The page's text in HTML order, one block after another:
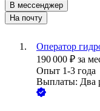
В мессенджер
На почту
Оператор
190 000 ₽ за
Опыт 1-3 года
Выплаты: Два